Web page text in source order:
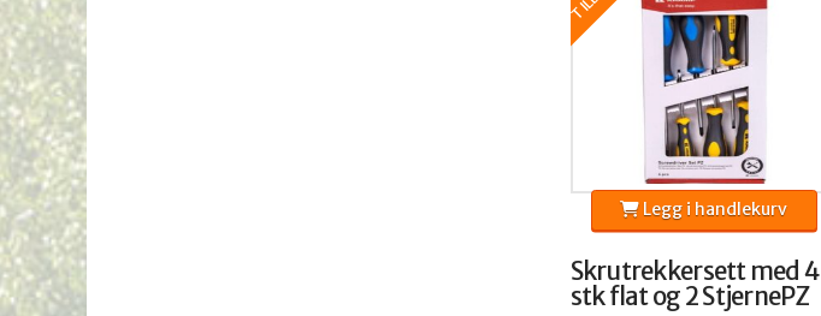
Skrutrekkersett med 4
stk flat og 2 StjernePZ
Legg i handlekurv